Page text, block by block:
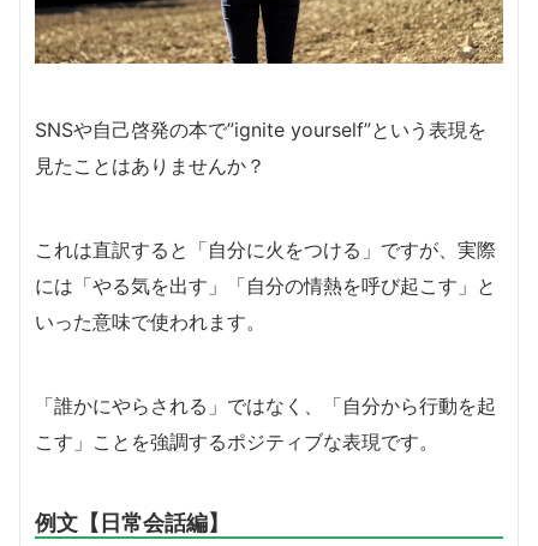
SNSや自己啓発の本で”ignite yourself”という表現を
見たことはありませんか？
これは直訳すると「自分に火をつける」ですが、実際
には「やる気を出す」「自分の情熱を呼び起こす」と
いった意味で使われます。
「誰かにやらされる」ではなく、「自分から行動を起
こす」ことを強調するポジティブな表現です。
例文【日常会話編】